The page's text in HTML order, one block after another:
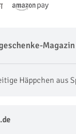
Magazin
Häppchen aus